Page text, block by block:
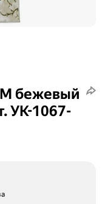
бежевый
УК-1067-